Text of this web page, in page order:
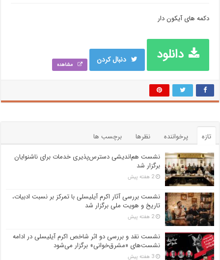
دکمه های آیکون دار
دانلود دنبال کردن مشاهده
تازه پرخواننده نظرها
برچسب ها
نشست هم‌اندیشی دسترس‌پذیری خدمات برای ناشنوایان
برگزار شد
2 هفته پیش
نشست بررسی آثار اکرم آیلیسلی با تمرکز بر نسبت ادبیات،
تاریخ و هویت ملی برگزار شد
2 هفته پیش
نشست نقد و بررسی دو اثر شاخص اکرم آیلیسلی در ادامه
نشست‌های «مشرق‌خوانی» برگزار می‌شود
3 هفته پیش